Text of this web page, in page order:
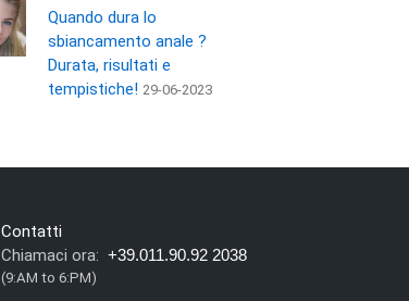
Quando dura lo
sbiancamento anale ?
Durata, risultati e
tempistiche! 29-06-2023
Contatti
Chiamaci ora: +39.011.90.92 2038
(9:AM to 6:PM)